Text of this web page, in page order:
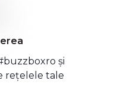
și
rețelele tale